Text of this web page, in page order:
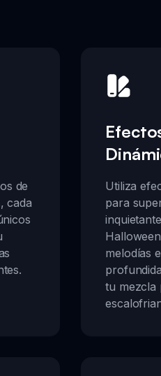
de
cada
Utiliza
para
melodías
tu mezcla